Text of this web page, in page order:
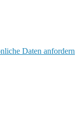
Daten anfordern